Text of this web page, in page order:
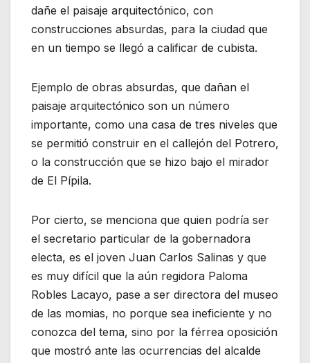
dañe el paisaje arquitectónico, con
construcciones absurdas, para la ciudad que
en un tiempo se llegó a calificar de cubista.
Ejemplo de obras absurdas, que dañan el
paisaje arquitectónico son un número
importante, como una casa de tres niveles que
se permitió construir en el callejón del Potrero,
o la construcción que se hizo bajo el mirador
de El Pípila.
Por cierto, se menciona que quien podría ser
el secretario particular de la gobernadora
electa, es el joven Juan Carlos Salinas y que
es muy difícil que la aún regidora Paloma
Robles Lacayo, pase a ser directora del museo
de las momias, no porque sea ineficiente y no
conozca del tema, sino por la férrea oposición
que mostró ante las ocurrencias del alcalde